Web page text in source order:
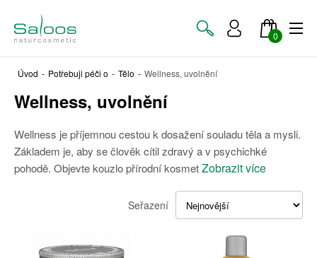
0
Úvod - Potřebuji péči o - Tělo - Wellness, uvolnění
Wellness, uvolnění
Wellness je příjemnou cestou k dosažení souladu těla a mysli.
Základem je, aby se člověk cítil zdravý a v psychichké
pohodě. Objevte kouzlo přírodní kosmetZobrazit více
Seřazení